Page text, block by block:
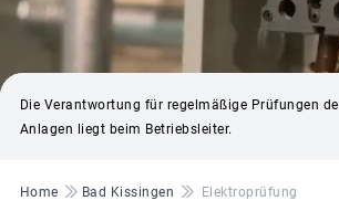
Die Verantwortung für regelmäßige Prüfungen
Anlagen liegt beim Betriebsleiter.
Pfadnavigation
Home Bad Kissingen Elektroprüfung